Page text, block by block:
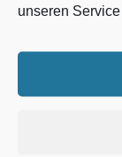
Den mit der
des Ü-Zeichens
Herstellern
bauaufsichtlich
unseren